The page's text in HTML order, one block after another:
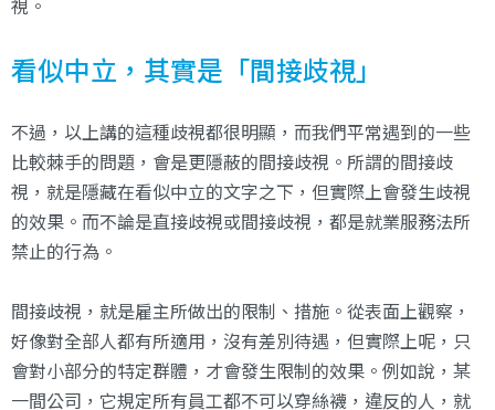
視。
看似中立，其實是「間接歧視」
不過，以上講的這種歧視都很明顯，而我們平常遇到的一些
比較棘手的問題，會是更隱蔽的間接歧視。所謂的間接歧
視，就是隱藏在看似中立的文字之下，但實際上會發生歧視
的效果。而不論是直接歧視或間接歧視，都是就業服務法所
禁止的行為。
間接歧視，就是雇主所做出的限制、措施。從表面上觀察，
好像對全部人都有所適用，沒有差別待遇，但實際上呢，只
會對小部分的特定群體，才會發生限制的效果。例如說，某
一間公司，它規定所有員工都不可以穿絲襪，違反的人，就